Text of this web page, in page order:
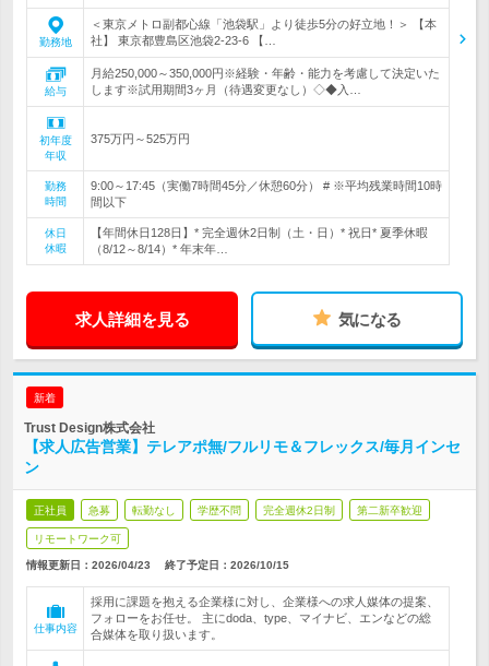
勤務地
＜東京メトロ副都心線「池袋駅」より徒歩5分の好立地！＞ 【本
社】 東京都豊島区池袋2-23-6 【…
給与
月給250,000～350,000円※経験・年齢・能力を考慮して決定いた
します※試用期間3ヶ月（待遇変更なし）◇◆入…
初年度
年収
375万円～525万円
勤務
時間
9:00～17:45（実働7時間45分／休憩60分） # ※平均残業時間10時
間以下
休日
休暇
【年間休日128日】* 完全週休2日制（土・日）* 祝日* 夏季休暇
（8/12～8/14）* 年末年…
求人詳細を見る 気になる
新着
Trust Design株式会社
【求人広告営業】テレアポ無/フルリモ＆フレックス/毎月インセ
ン
正社員 急募 転勤なし 学歴不問 完全週休2日制 第二新卒歓迎
リモートワーク可
情報更新日：2026/04/23 終了予定日： 2026/10/15
仕事内容
採用に課題を抱える企業様に対し、企業様への求人媒体の提案、
フォローをお任せ。 主にdoda、type、マイナビ、エンなどの総
合媒体を取り扱います。